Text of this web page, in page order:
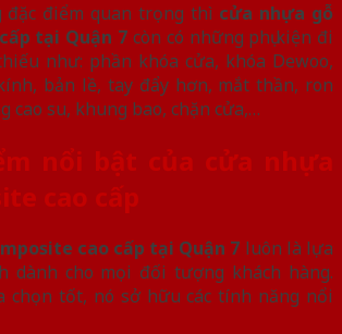
đặc điểm quan trọng thì cửa nhựa gỗ
tại Quận 7 còn có những phụ kiện đi
như: phần khóa cửa, khóa Dewoo,
bản lề, tay đẩy hơn, mắt thần, ron
cao su, khung bao, chặn cửa,…
nổi bật của cửa nhựa
cao cấp
cao cấp tại Quận 7 luôn là lựa
dành cho mọi đối tượng khách hàng.
chọn tốt, nó sở hữu các tính năng nổi